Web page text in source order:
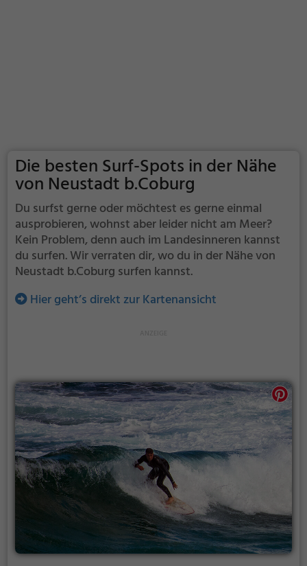
Die besten Surf-Spots in der Nähe
von Neustadt b.Coburg
Du surfst gerne oder möchtest es gerne einmal
ausprobieren, wohnst aber leider nicht am Meer?
Kein Problem, denn auch im Landesinneren kannst
du surfen. Wir verraten dir, wo du in der Nähe von
Neustadt b.Coburg surfen kannst.
Hier geht’s direkt zur Kartenansicht